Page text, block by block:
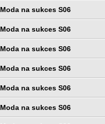
Moda na sukces S06
Moda na sukces S06
Moda na sukces S06
Moda na sukces S06
Moda na sukces S06
Moda na sukces S06